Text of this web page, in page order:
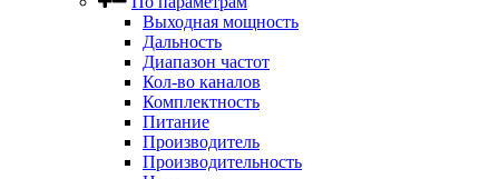
Выходная мощность
Дальность
Диапазон частот
Кол-во каналов
Комплектность
Питание
Производитель
Производительность